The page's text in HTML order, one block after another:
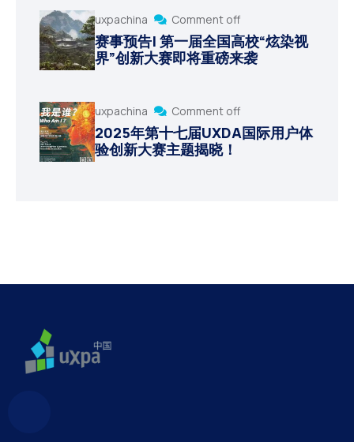
uxpachina Comment off
赛事预告| 第一届全国高校“炫染视
界”创新大赛即将重磅来袭
uxpachina Comment off
2025年第十七届UXDA国际用户体
验创新大赛主题揭晓！